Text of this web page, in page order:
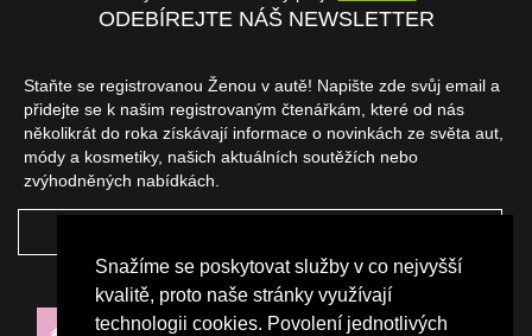
Snažíme se poskytovat služby v co nejvyšší
kvalitě, proto naše stránky využívají
technologii cookies. Povolení jednotlivých
ODEBÍREJTE NÁŠ NEWSLETTER
Staňte se registrovanou Ženou v autě! Napište zde svůj email a
přidejte se k našim registrovaným čtenářkám, které od nás
několikrát do roka získávají informace o novinkách ze světa aut,
módy a kosmetiky, našich aktuálních soutěžích nebo
zvýhodněných nabídkách.
NAŠI PARTNEŘI